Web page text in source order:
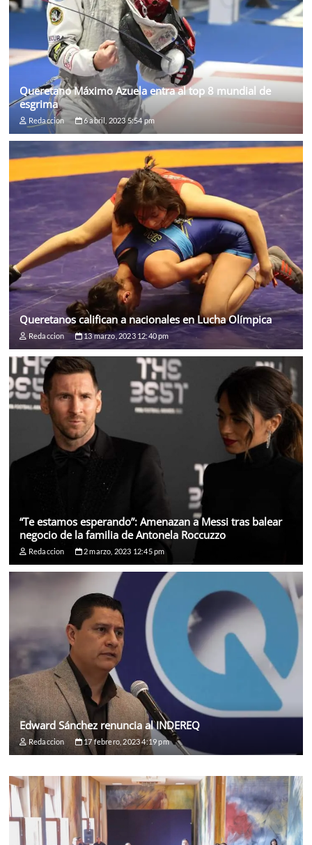
Queretano Máximo Azuela entra al top 8 mundial de
esgrima
Redaccion 6 abril, 2023 5:54 pm
Queretanos califican a nacionales en Lucha Olímpica
Redaccion 13 marzo, 2023 12:40 pm
“Te estamos esperando”: Amenazan a Messi tras balear
negocio de la familia de Antonela Roccuzzo
Redaccion 2 marzo, 2023 12:45 pm
Edward Sánchez renuncia al INDEREQ
Redaccion 17 febrero, 2023 4:19 pm